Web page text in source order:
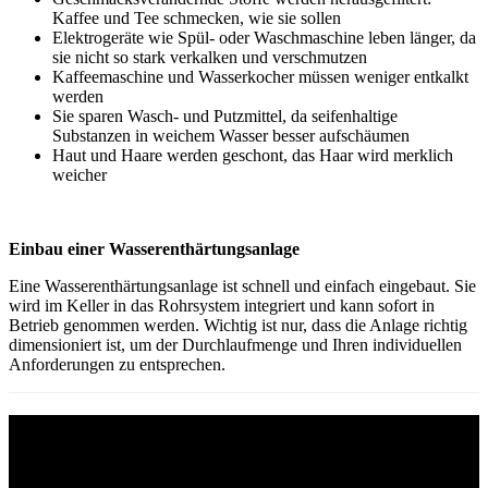
Kaffee und Tee schmecken, wie sie sollen
Elektrogeräte wie Spül- oder Waschmaschine leben länger, da
sie nicht so stark verkalken und verschmutzen
Kaffeemaschine und Wasserkocher müssen weniger entkalkt
werden
Sie sparen Wasch- und Putzmittel, da seifenhaltige
Substanzen in weichem Wasser besser aufschäumen
Haut und Haare werden geschont, das Haar wird merklich
weicher
Einbau einer Wasserenthärtungsanlage
Eine Wasserenthärtungsanlage ist schnell und einfach eingebaut. Sie
wird im Keller in das Rohrsystem integriert und kann sofort in
Betrieb genommen werden. Wichtig ist nur, dass die Anlage richtig
dimensioniert ist, um der Durchlaufmenge und Ihren individuellen
Anforderungen zu entsprechen.